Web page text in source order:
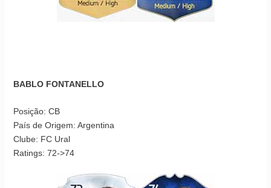
BABLO FONTANELLO
Posição: CB
País de Origem: Argentina
Clube: FC Ural
Ratings: 72->74